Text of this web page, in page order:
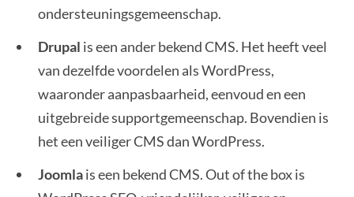
ondersteuningsgemeenschap.
Drupal is een ander bekend CMS. Het heeft veel
van dezelfde voordelen als WordPress,
waaronder aanpasbaarheid, eenvoud en een
uitgebreide supportgemeenschap. Bovendien is
het een veiliger CMS dan WordPress.
Joomlais een bekend CMS. Out of the box is